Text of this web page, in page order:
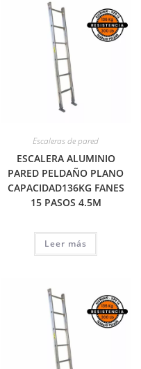
Escaleras de pared
ESCALERA ALUMINIO
PARED PELDAÑO PLANO
CAPACIDAD136KG FANES
15 PASOS 4.5M
Leer más